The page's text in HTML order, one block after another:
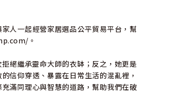
人一起經營家居選品公平貿易平台，幫
。
絕繼承靈命大師的衣缽；反之，她更是
信仰穿透、暴露在日常生活的混亂裡，
滿同理心與智慧的道路，幫助我們在破